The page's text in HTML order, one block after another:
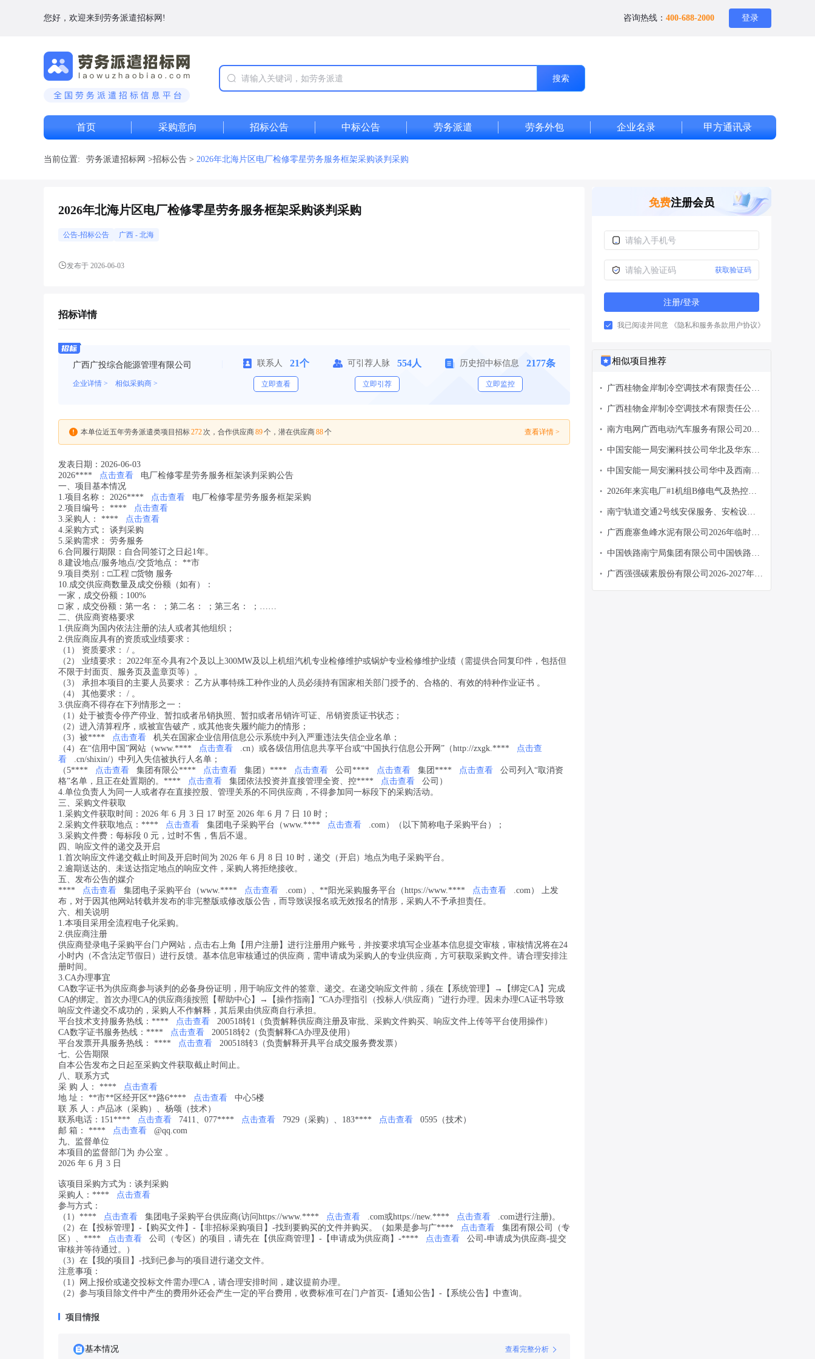
您好，欢迎来到劳务派遣招标网! 咨询热线： 400-688-2000 登录
搜索
首页 采购意向 招标公告 中标公告 劳务派遣 劳务外包 企业名录 甲方通讯录
当前位置: 劳务派遣招标网 >招标公告 > 2026年北海片区电厂检修零星劳务服务框架采购谈判采购
2026年北海片区电厂检修零星劳务服务框架采购谈判采购
公告-招标公告 广西 - 北海
发布于 2026-06-03
招标详情
广西广投综合能源管理有限公司
企业详情 > 相似采购商 >
联系人 21个
立即查看
可引荐人脉 554人
立即引荐
历史招中标信息 2177条
立即监控
本单位近五年劳务派遣类项目招标272 次，合作供应商89个，潜在供应商88个 查看详情 >
发表日期：2026-06-03
2026****
点击查看
电厂检修零星劳务服务框架谈判采购公告
一、项目基本情况
1.项目名称： 2026****
点击查看
电厂检修零星劳务服务框架采购
2.项目编号： ****
点击查看
3.采购人： ****
点击查看
4.采购方式： 谈判采购
5.采购需求： 劳务服务
6.合同履行期限：自合同签订之日起1年。
8.建设地点/服务地点/交货地点： **市
9.项目类别：□工程 □货物 服务
10.成交供应商数量及成交份额（如有）：
一家，成交份额：100%
□ 家，成交份额：第一名： ；第二名： ；第三名： ；……
二、供应商资格要求
1.供应商为国内依法注册的法人或者其他组织；
2.供应商应具有的资质或业绩要求：
（1） 资质要求： / 。
（2） 业绩要求： 2022年至今具有2个及以上300MW及以上机组汽机专业检修维护或锅炉专业检修维护业绩（需提供合同复印件，包括但
不限于封面页、服务页及盖章页等）。
（3） 承担本项目的主要人员要求： 乙方从事特殊工种作业的人员必须持有国家相关部门授予的、合格的、有效的特种作业证书 。
（4） 其他要求： / 。
3.供应商不得存在下列情形之一：
（1）处于被责令停产停业、暂扣或者吊销执照、暂扣或者吊销许可证、吊销资质证书状态；
（2）进入清算程序，或被宣告破产，或其他丧失履约能力的情形；
（3）被****
点击查看
机关在国家企业信用信息公示系统中列入严重违法失信企业名单；
（4）在“信用中国”网站（www.****
点击查看 .cn）或各级信用信息共享平台或“中国执行信息公开网”（http://zxgk.****
点击查
看
.cn/shixin/）中列入失信被执行人名单；
（5****
点击查看 集团有限公**** 点击查看 集团）**** 点击查看 公司**** 点击查看 集团**** 点击查看
公司列入“取消资
格”名单，且正在处置期的。****
点击查看 集团依法投资并直接管理全资、控**** 点击查看
公司）
4.单位负责人为同一人或者存在直接控股、管理关系的不同供应商，不得参加同一标段下的采购活动。
三、采购文件获取
1.采购文件获取时间：2026 年 6 月 3 日 17 时至 2026 年 6 月 7 日 10 时；
2.采购文件获取地点：****
点击查看 集团电子采购平台（www.**** 点击查看
.com）（以下简称电子采购平台）；
3.采购文件费：每标段 0 元，过时不售，售后不退。
四、响应文件的递交及开启
1.首次响应文件递交截止时间及开启时间为 2026 年 6 月 8 日 10 时，递交（开启）地点为电子采购平台。
2.逾期送达的、未送达指定地点的响应文件，采购人将拒绝接收。
五、发布公告的媒介
****
点击查看 集团电子采购平台（www.**** 点击查看 .com）、**阳光采购服务平台（https://www.**** 点击查看
.com） 上发
布，对于因其他网站转载并发布的非完整版或修改版公告，而导致误报名或无效报名的情形，采购人不予承担责任。
六、相关说明
1.本项目采用全流程电子化采购。
2.供应商注册
供应商登录电子采购平台门户网站，点击右上角【用户注册】进行注册用户账号，并按要求填写企业基本信息提交审核，审核情况将在24
小时内（不含法定节假日）进行反馈。基本信息审核通过的供应商，需申请成为采购人的专业供应商，方可获取采购文件。请合理安排注
册时间。
3.CA办理事宜
CA数字证书为供应商参与谈判的必备身份证明，用于响应文件的签章、递交。在递交响应文件前，须在【系统管理】→【绑定CA】完成
CA的绑定。首次办理CA的供应商须按照【帮助中心】→【操作指南】“CA办理指引（投标人/供应商）”进行办理。因未办理CA证书导致
响应文件递交不成功的，采购人不作解释，其后果由供应商自行承担。
平台技术支持服务热线：****
点击查看
200518转1（负责解释供应商注册及审批、采购文件购买、响应文件上传等平台使用操作）
CA数字证书服务热线：****
点击查看
200518转2（负责解释CA办理及使用）
平台发票开具服务热线： ****
点击查看
200518转3（负责解释开具平台成交服务费发票）
七、公告期限
自本公告发布之日起至采购文件获取截止时间止。
八、联系方式
采 购 人： ****
点击查看
地 址： **市**区经开区**路6****
点击查看
中心5楼
联 系 人：卢品冰（采购）、杨颂（技术）
联系电话：151****
点击查看 7411、077**** 点击查看 7929（采购）、183**** 点击查看
0595（技术）
邮 箱： ****
点击查看
@qq.com
九、监督单位
本项目的监督部门为 办公室 。
2026 年 6 月 3 日
该项目采购方式为：谈判采购
采购人：****
点击查看
参与方式：
（1）****
点击查看 集团电子采购平台供应商(访问https://www.**** 点击查看 .com或https://new.**** 点击查看
.com进行注册)。
（2）在【投标管理】-【购买文件】-【非招标采购项目】-找到要购买的文件并购买。（如果是参与广****
点击查看
集团有限公司（专
区）、****
点击查看 公司（专区）的项目，请先在【供应商管理】-【申请成为供应商】-**** 点击查看
公司-申请成为供应商-提交
审核并等待通过。）
（3）在【我的项目】-找到已参与的项目进行递交文件。
注意事项：
（1）网上报价或递交投标文件需办理CA，请合理安排时间，建议提前办理。
（2）参与项目除文件中产生的费用外还会产生一定的平台费用，收费标准可在门户首页-【通知公告】-【系统公告】中查询。
项目情报
基本情况 查看完整分析
免费注册会员
获取验证码
注册/登录
我已阅读并同意 《隐私和服务条款用户协议》
相似项目推荐
•
广西桂物金岸制冷空调技术有限责任公司
招标公告变更-采购公告
•
广西桂物金岸制冷空调技术有限责任公司
招标公告变更
• 南方电网广西电动汽车服务有限公司2026-
招标公告
• 中国安能一局安澜科技公司华北及华东地
• 中国安能一局安澜科技公司华中及西南地
• 2026年来宾电厂#1机组B修电气及热控专
购
• 南宁轨道交通2号线安保服务、安检设备
告（四）
•
广西鹿寨鱼峰水泥有限公司2026年临时劳
• 中国铁路南宁局集团有限公司中国铁路南
宁南检修基地日常保洁业务外包采购公告
•
广西强强碳素股份有限公司2026-2027年煅